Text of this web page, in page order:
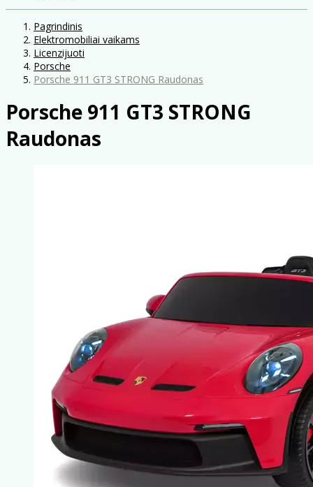
Pagrindinis
Elektromobiliai vaikams
Licenzijuoti
Porsche
Porsche 911 GT3 STRONG Raudonas
Porsche 911 GT3 STRONG
Raudonas